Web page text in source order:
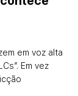
em voz alta
Em vez